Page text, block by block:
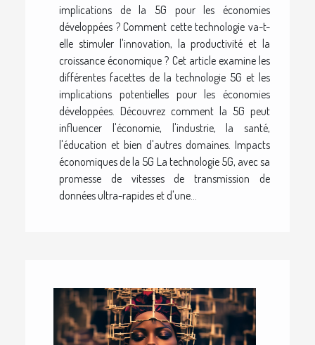
implications de la 5G pour les économies
développées ? Comment cette technologie va-t-
elle stimuler l'innovation, la productivité et la
croissance économique ? Cet article examine les
différentes facettes de la technologie 5G et les
implications potentielles pour les économies
développées. Découvrez comment la 5G peut
influencer l'économie, l'industrie, la santé,
l'éducation et bien d'autres domaines. Impacts
économiques de la 5G La technologie 5G, avec sa
promesse de vitesses de transmission de
données ultra-rapides et d'une...